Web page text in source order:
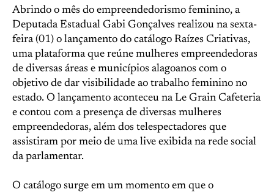
Abrindo o mês do empreendedorismo feminino, a
Deputada Estadual Gabi Gonçalves realizou na sexta-
feira (01) o lançamento do catálogo Raízes Criativas,
uma plataforma que reúne mulheres empreendedoras
de diversas áreas e municípios alagoanos com o
objetivo de dar visibilidade ao trabalho feminino no
estado. O lançamento aconteceu na Le Grain Cafeteria
e contou com a presença de diversas mulheres
empreendedoras, além dos telespectadores que
assistiram por meio de uma live exibida na rede social
da parlamentar.
O catálogo surge em um momento em que o